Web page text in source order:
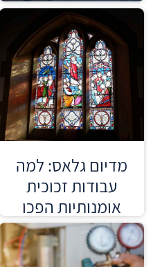
מדיום גלאס: למה
עבודות זכוכית
אומנותיות הפכו
לחיוניות לעיצוב
המודרני?